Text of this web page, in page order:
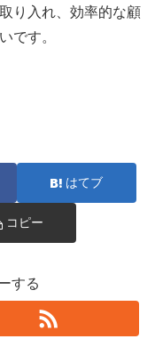
り入れ、効率的な顧
です。
はてブ
コピー
する